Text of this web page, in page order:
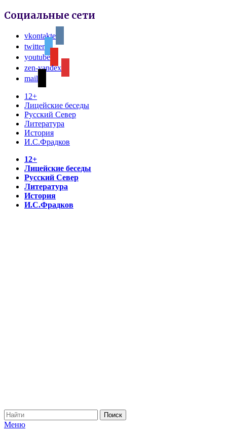
Социальные сети
vkontakte
twitter
youtube
zen-yandex
mail
12+
Лицейские беседы
Русский Север
Литература
История
И.С.Фрадков
12+
Лицейские беседы
Русский Север
Литература
История
И.С.Фрадков
Меню